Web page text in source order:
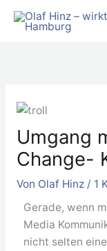
Zum
Inhalt
Umgang
Change-
Von Olaf Hinz / 1
Gerade, wenn
Media
nicht selten